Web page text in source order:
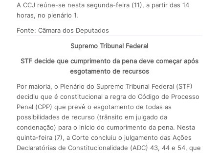
A CCJ reúne-se nesta segunda-feira (11), a partir das 14
horas, no plenário 1.
Fonte: Câmara dos Deputados
Supremo Tribunal Federal
STF decide que cumprimento da pena deve começar após
esgotamento de recursos
Por maioria, o Plenário do Supremo Tribunal Federal (STF)
decidiu que é constitucional a regra do Código de Processo
Penal (CPP) que prevê o esgotamento de todas as
possibilidades de recurso (trânsito em julgado da
condenação) para o início do cumprimento da pena. Nesta
quinta-feira (7), a Corte concluiu o julgamento das Ações
Declaratórias de Constitucionalidade (ADC) 43, 44 e 54, que